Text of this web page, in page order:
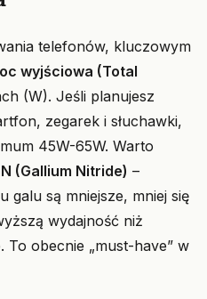
telefonów, kluczowym
wyjściowa (Total
(W). Jeśli planujesz
zegarek i słuchawki,
45W-65W. Warto
(Gallium Nitride) –
galu są mniejsze, mniej się
wydajność niż
To obecnie „must-have” w